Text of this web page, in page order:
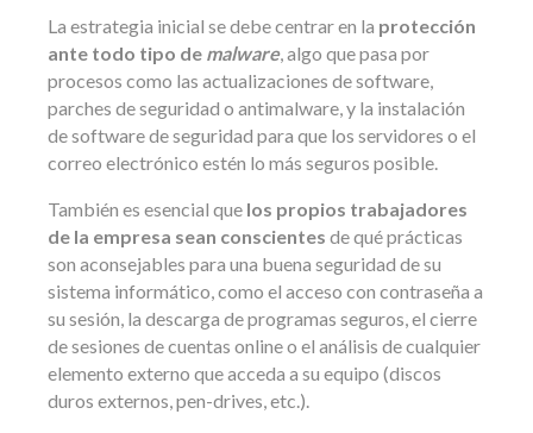
La estrategia inicial se debe centrar en la protección
ante todo tipo de malware, algo que pasa por
procesos como las actualizaciones de software,
parches de seguridad o antimalware, y la instalación
de software de seguridad para que los servidores o el
correo electrónico estén lo más seguros posible.
También es esencial que los propios trabajadores
de la empresa sean conscientes de qué prácticas
son aconsejables para una buena seguridad de su
sistema informático, como el acceso con contraseña a
su sesión, la descarga de programas seguros, el cierre
de sesiones de cuentas online o el análisis de cualquier
elemento externo que acceda a su equipo (discos
duros externos, pen-drives, etc.).